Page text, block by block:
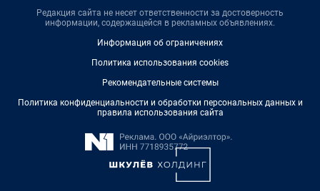
Редакция сайта не несет ответственности за достоверность
информации, содержащейся в рекламных объявлениях.
Информация об ограничениях
Политика использования cookies
Рекомендательные системы
Политика конфиденциальности и обработки персональных данных и
правила использования сайта